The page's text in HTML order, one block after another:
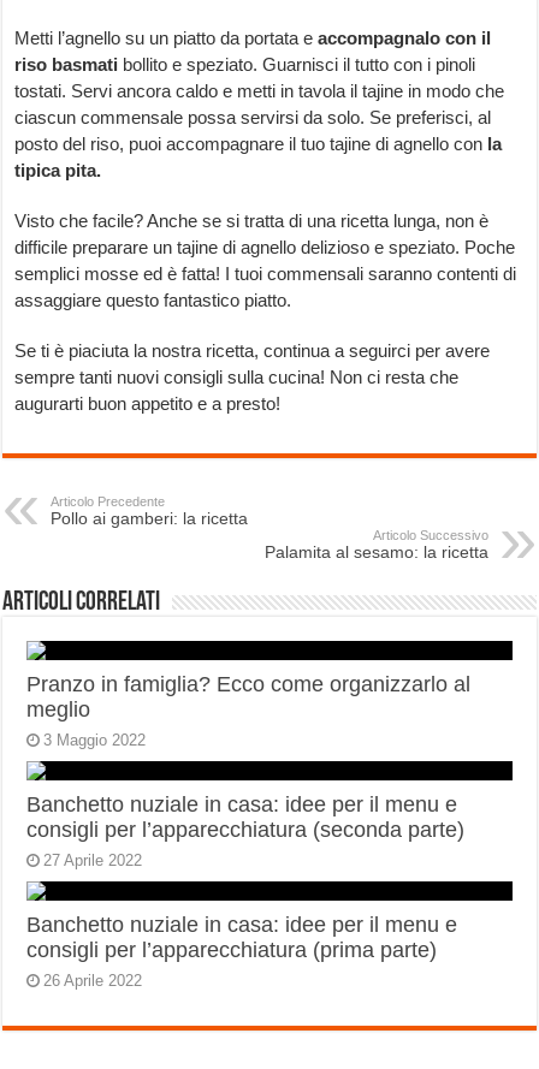
Metti l’agnello su un piatto da portata eaccompagnalo con il
riso basmati bollito e speziato. Guarnisci il tutto con i pinoli
tostati. Servi ancora caldo e metti in tavola il tajine in modo che
ciascun commensale possa servirsi da solo. Se preferisci, al
posto del riso, puoi accompagnare il tuo tajine di agnello con la
tipica pita.
Visto che facile? Anche se si tratta di una ricetta lunga, non è
difficile preparare un tajine di agnello delizioso e speziato. Poche
semplici mosse ed è fatta! I tuoi commensali saranno contenti di
assaggiare questo fantastico piatto.
Se ti è piaciuta la nostra ricetta, continua a seguirci per avere
sempre tanti nuovi consigli sulla cucina! Non ci resta che
augurarti buon appetito e a presto!
Articolo Precedente
Pollo ai gamberi: la ricetta
Articolo Successivo
Palamita al sesamo: la ricetta
Articoli correlati
Pranzo in famiglia? Ecco come organizzarlo al
meglio
3 Maggio 2022
Banchetto nuziale in casa: idee per il menu e
consigli per l’apparecchiatura (seconda parte)
27 Aprile 2022
Banchetto nuziale in casa: idee per il menu e
consigli per l’apparecchiatura (prima parte)
26 Aprile 2022